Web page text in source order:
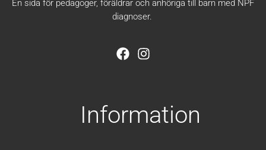
En sida för pedagoger, föräldrar och anhöriga till barn med NPF
diagnoser.
F
o
I
g
Information